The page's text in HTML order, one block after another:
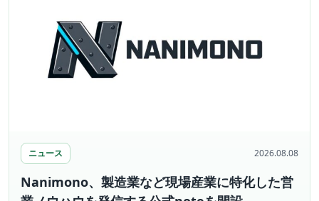
ニュース 2026.08.08
Nanimono、製造業など現場産業に特化した営